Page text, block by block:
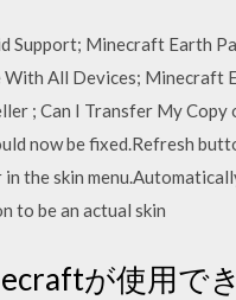
Minecraft Earth
All Devices; Minecraft
; Can I Transfer My
now be fixed.Refresh
the skin
to be an actual skin
が使用で